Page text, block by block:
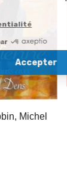
Michel